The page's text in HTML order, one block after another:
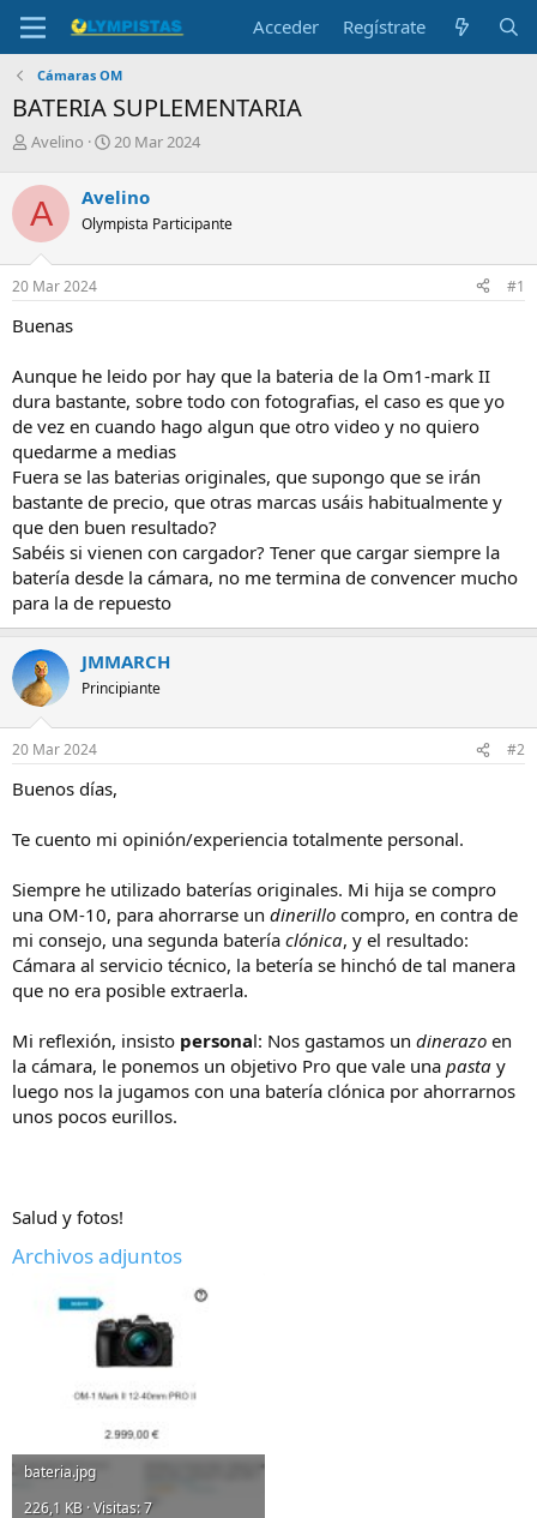
Acceder Regístrate
Cámaras OM
BATERIA SUPLEMENTARIA
I
i
c
i
a
d
o
d
l
t
e
a
Avelino
F
h
a
e
i
o
20 Mar 2024
A Avelino
Olympista Participante
20 Mar 2024 #1
Buenas
Aunque he leido por hay que la bateria de la Om1-mark II
dura bastante, sobre todo con fotografias, el caso es que yo
de vez en cuando hago algun que otro video y no quiero
quedarme a medias
Fuera se las baterias originales, que supongo que se irán
bastante de precio, que otras marcas usáis habitualmente y
que den buen resultado?
Sabéis si vienen con cargador? Tener que cargar siempre la
batería desde la cámara, no me termina de convencer mucho
para la de repuesto
JMMARCH
Principiante
20 Mar 2024 #2
Buenos días,
Te cuento mi opinión/experiencia totalmente personal.
Siempre he utilizado baterías originales. Mi hija se compro
una OM-10, para ahorrarse un dinerillo compro, en contra de
mi consejo, una segunda batería clónica, y el resultado:
Cámara al servicio técnico, la betería se hinchó de tal manera
que no era posible extraerla.
Mi reflexión, insisto personal: Nos gastamos un dinerazo en
la cámara, le ponemos un objetivo Pro que vale una pasta y
luego nos la jugamos con una batería clónica por ahorrarnos
unos pocos eurillos.
Salud y fotos!
Archivos adjuntos
bateria.jpg
226,1 KB · Visitas: 7